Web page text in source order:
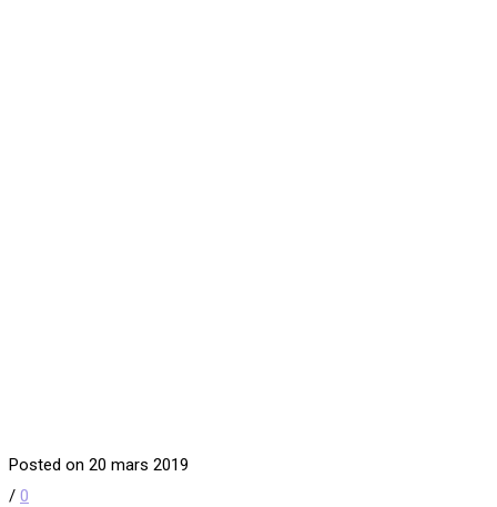
Posted on 20 mars 2019
/ 0